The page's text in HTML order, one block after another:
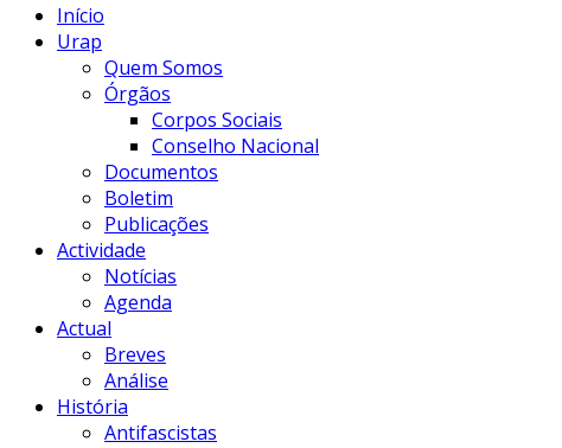
Início
Urap
Quem Somos
Órgãos
Corpos Sociais
Conselho Nacional
Documentos
Boletim
Publicações
Actividade
Notícias
Agenda
Actual
Breves
Análise
História
Antifascistas